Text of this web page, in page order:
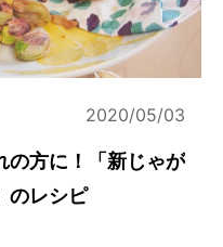
2020/05/03
の方に！「新じゃが
のレシピ